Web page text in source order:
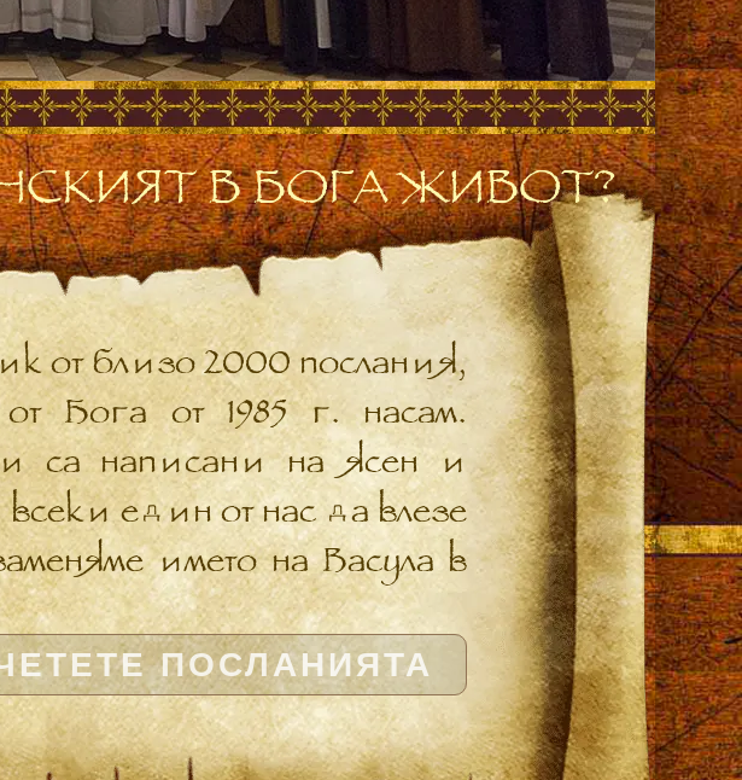
В БОГА ЖИВОТ?
от близо 2000 послания,
Бога от 1985 г. насам.
са написани на ясен и
един от нас да влезе
името на Васула в
ПОСЛАНИЯТА